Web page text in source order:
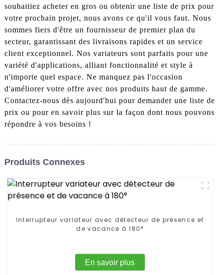
souhaitiez acheter en gros ou obtenir une liste de prix pour
votre prochain projet, nous avons ce qu'il vous faut. Nous
sommes fiers d'être un fournisseur de premier plan du
secteur, garantissant des livraisons rapides et un service
client exceptionnel. Nos variateurs sont parfaits pour une
variété d'applications, alliant fonctionnalité et style à
n'importe quel espace. Ne manquez pas l'occasion
d'améliorer votre offre avec nos produits haut de gamme.
Contactez-nous dès aujourd'hui pour demander une liste de
prix ou pour en savoir plus sur la façon dont nous pouvons
répondre à vos besoins !
Produits Connexes
Interrupteur variateur avec détecteur de présence et
de vacance à 180°
En savoir plus